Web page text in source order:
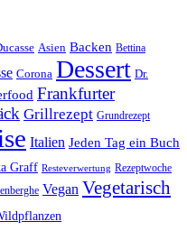
Asien Backen Bettina
Corona Dessert Dr.
Frankfurter
Grillrezept Grundrezept
Italien Jeden Tag ein Buch
Graff Resteverwertung Rezeptwoche
Vegan Vegetarisch